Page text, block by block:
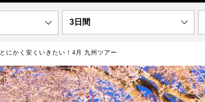
3日間
とにかく安くいきたい！4月 九州ツアー